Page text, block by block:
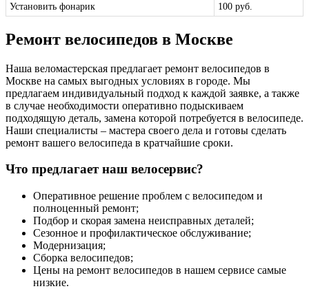
Установить фонарик
100 руб.
Ремонт велосипедов в Москве
Наша веломастерская предлагает ремонт велосипедов в
Москве на самых выгодных условиях в городе. Мы
предлагаем индивидуальный подход к каждой заявке, а также
в случае необходимости оперативно подыскиваем
подходящую деталь, замена которой потребуется в велосипеде.
Наши специалисты – мастера своего дела и готовы сделать
ремонт вашего велосипеда в кратчайшие сроки.
Что предлагает наш велосервис?
Оперативное решение проблем с велосипедом и
полноценный ремонт;
Подбор и скорая замена неисправных деталей;
Сезонное и профилактическое обслуживание;
Модернизация;
Сборка велосипедов;
Цены на ремонт велосипедов в нашем сервисе самые
низкие.